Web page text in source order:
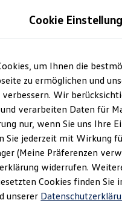
Sondermodelle
Fahrzeuge
Produkte
Marktplatz
Cookie
um Ihnen die
zu ermöglichen und
Wir
verarbeiten Daten für
nur, wenn Sie uns Ihre
Sie jederzeit mit Wirkung
(Meine Präferenzen
widerrufen.
Cookies finden Sie
unserer